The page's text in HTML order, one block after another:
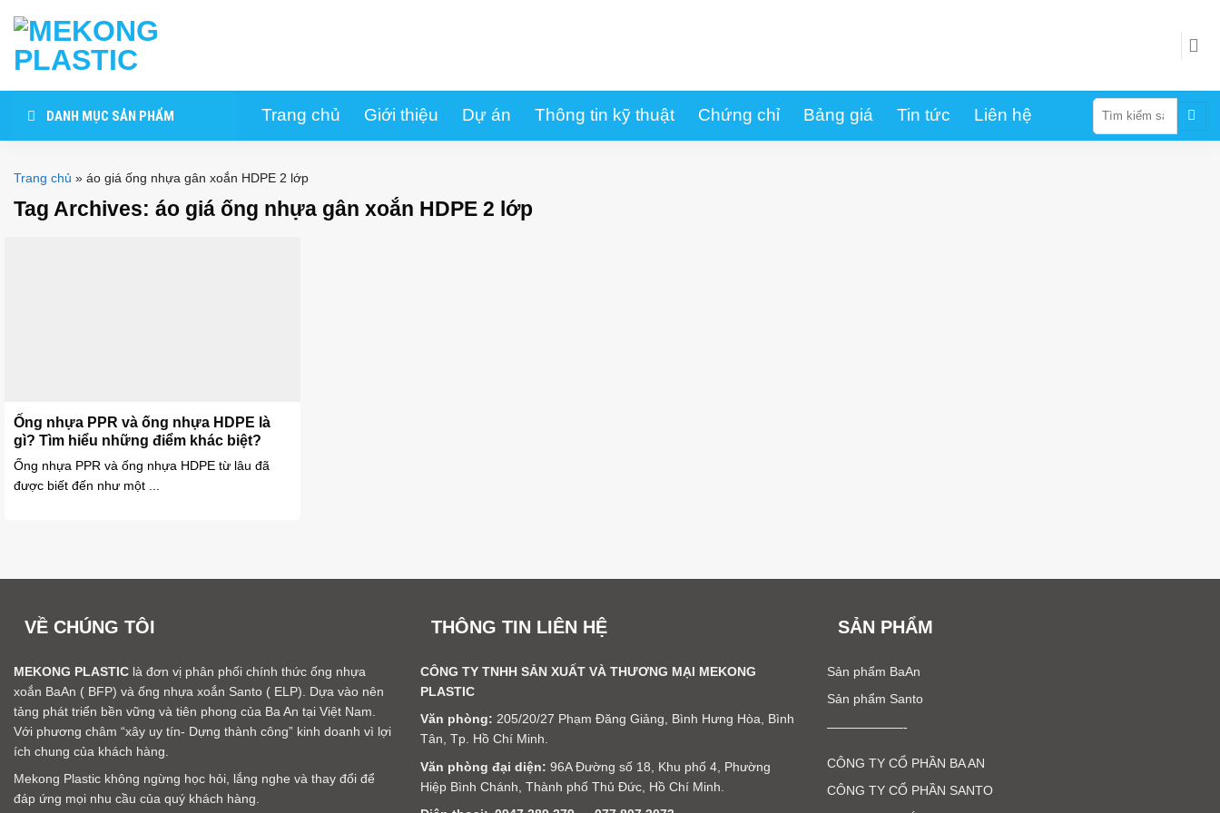
content
DANH MỤC SẢN PHẨM Trang chủ Giới thiệu Dự án Thông tin kỹ thuật Chứng chỉ Bảng giá Tin tức Liên hệ
Tìm
kiếm:
Trang chủ » áo giá ống nhựa gân xoắn HDPE 2 lớp
Tag Archives: áo giá ống nhựa gân xoắn HDPE 2 lớp
Ống nhựa PPR và ống nhựa HDPE là
gì? Tìm hiểu những điểm khác biệt?
Ống nhựa PPR và ống nhựa HDPE từ lâu đã
được biết đến như một ...
VỀ CHÚNG TÔI
MEKONG PLASTIC là đơn vị phân phối chính thức ống nhựa
xoắn BaAn ( BFP) và ống nhựa xoắn Santo ( ELP). Dựa vào nên
tảng phát triển bền vững và tiên phong của Ba An tại Việt Nam.
Với phương châm “xây uy tín- Dựng thành công” kinh doanh vì lợi
ích chung của khách hàng.
Mekong Plastic không ngừng học hỏi, lắng nghe và thay đổi để
đáp ứng mọi nhu cầu của quý khách hàng.
THÔNG TIN LIÊN HỆ
CÔNG TY TNHH SẢN XUẤT VÀ THƯƠNG MẠI MEKONG
PLASTIC
Văn phòng: 205/20/27 Phạm Đăng Giảng, Bình Hưng Hòa, Bình
Tân, Tp. Hồ Chí Minh.
Văn phòng đại diện: 96A Đường số 18, Khu phố 4, Phường
Hiệp Bình Chánh, Thành phố Thủ Đức, Hồ Chí Minh.
SẢN PHẨM
Sản phẩm BaAn
Sản phẩm Santo
——————-
CÔNG TY CỔ PHẦN BA AN
CÔNG TY CỔ PHẦN SANTO